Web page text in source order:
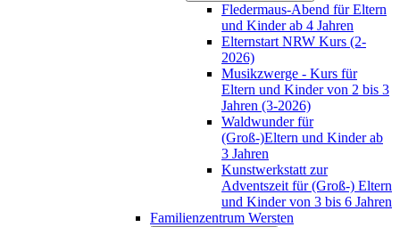
Fledermaus-Abend für Eltern
und Kinder ab 4 Jahren
Elternstart NRW Kurs (2-
2026)
Musikzwerge - Kurs für
Eltern und Kinder von 2 bis 3
Jahren (3-2026)
Waldwunder für
(Groß-)Eltern und Kinder ab
3 Jahren
Kunstwerkstatt zur
Adventszeit für (Groß-) Eltern
und Kinder von 3 bis 6 Jahren
Familienzentrum Wersten